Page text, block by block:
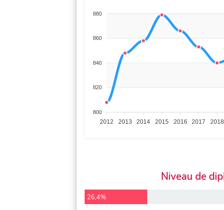
880
860
840
820
800
2012 2013 2014 2015 2016 2017 2018
Niveau de
26,4%